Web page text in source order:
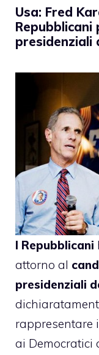
Usa: Fred
Repubblicani
presidenziali
I Repubblicani
attorno al
presidenziali
rappresentare
ai Democratici